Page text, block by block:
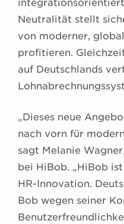
Neutralität stellt
von moderner,
profitieren.
auf Deutschlands
„Dieses neue
nach vorn für
sagt Melanie
bei HiBob. „HiBob
HR-Innovation.
Bob wegen seiner